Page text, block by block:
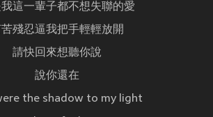
這一輩子都不想失聯的愛
殘忍逼我把手輕輕放開
請快回來想聽你說
說你還在
the shadow to my light